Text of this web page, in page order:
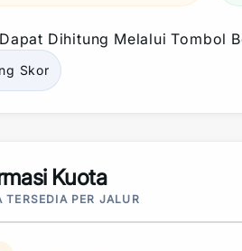
Dapat Dihitung Melalui Tombol
Skor
Kuota
TERSEDIA PER JALUR